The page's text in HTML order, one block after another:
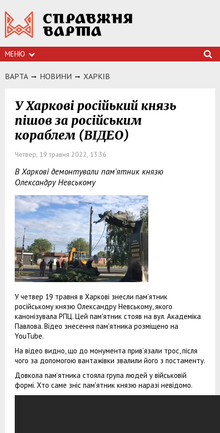
МЕНЮ
ВАРТА НОВИНИ ХАРКIВ
У Харкові російький князь
пішов за російським
кораблем (ВІДЕО)
Четвер, 19 травня 2022, 13:36
В Харкові демонтували пам'ятник князю
Олександру Невському
У четвер 19 травня в Харкові знесли пам'ятник
російському князю Олександру Невському, якого
канонізувала РПЦ. Цей пам'ятник стояв на вул. Академіка
Павлова. Відео знесення пам'ятника розміщено на
YouTube.
На відео видно, що до монумента прив’язали трос, після
чого за допомогою вантажівки звалили його з постаменту.
Довкола пам’ятника стояла група людей у військовій
формі. Хто саме зніс пам'ятник князю наразі невідомо.